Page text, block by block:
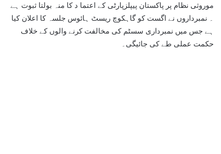
موروثی نظام پر پاکستان پیپلزپارٹی کے اعتما د کا منہ بولتا ثبوت ہے
۔ نمبرداروں نے اگست کو گاہکوچ ریسٹ ہائوس جلسہ کا اعلان کیا
ہے جس میں نمبرداری سسٹم کی مخالفت کرنے والوں کے خلاف
حکمت عملی طے کی جائیگی۔